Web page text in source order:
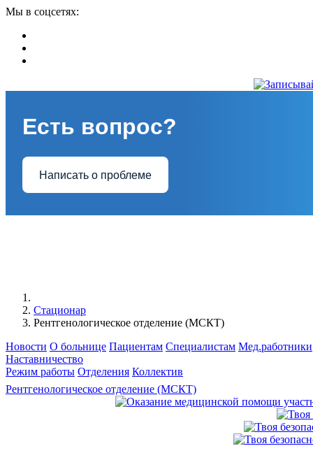
Мы в соцсетях:
Есть вопрос?
Написать о проблеме
Стационар
Рентгенологическое отделение (МСКТ)
Новости О больнице Пациентам Специалистам Мед.работники
Наставничество
Режим работы Отделения Коллектив
Рентгенологическое отделение (МСКТ)